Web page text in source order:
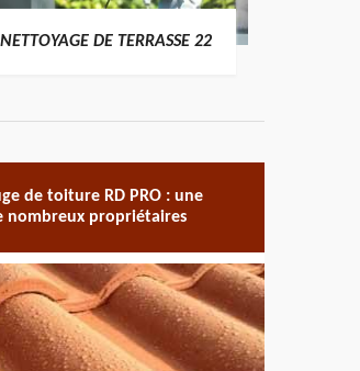
NETTOYAGE DE TERRASSE 22
de toiture RD PRO : une
nombreux propriétaires